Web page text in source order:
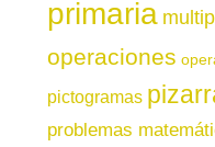
primaria
operaciones
pictogramas
problemas